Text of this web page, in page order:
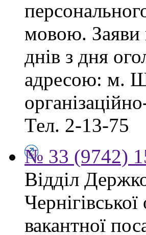
мовою. Заяви
днів з дня
адресою: м.
Тел. 2-13-75
№ 33 (9742)
Відділ
вакантної